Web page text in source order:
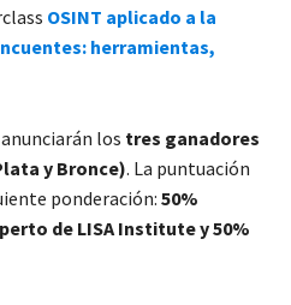
OSINT aplicado a la
herramientas,
los tres ganadores
y Bronce). La puntuación
ponderación: 50%
de LISA Institute y 50%